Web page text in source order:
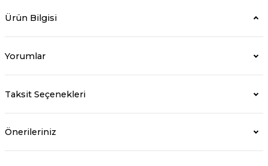
Ürün Bilgisi
Yorumlar
Taksit Seçenekleri
Önerileriniz